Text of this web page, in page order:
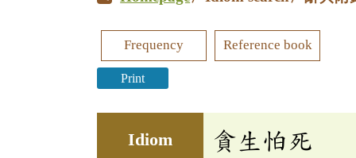
Frequency Reference book
Print
Idiom 貪生怕死